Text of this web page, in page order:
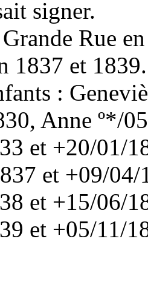
signer.
Rue
1837 et 1839.
:
Anne º*/
et +20/01/
et +09/
et +15/06/
et +05/11/